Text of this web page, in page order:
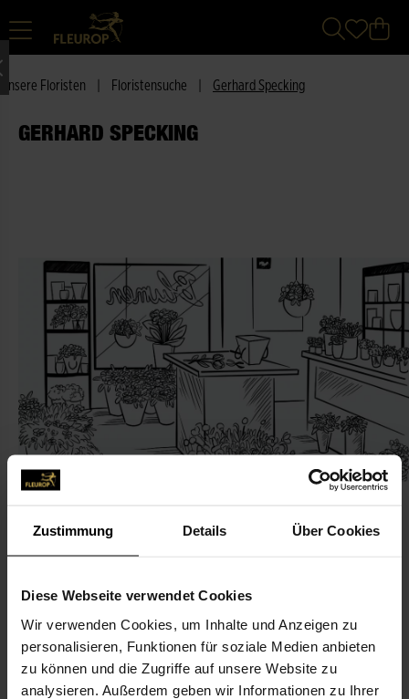
Zustimmung Details Über Cookies
Diese Webseite verwendet Cookies
Wir verwenden Cookies, um Inhalte und Anzeigen zu
personalisieren, Funktionen für soziale Medien anbieten
zu können und die Zugriffe auf unsere Website zu
analysieren. Außerdem geben wir Informationen zu Ihrer
Unsere Floristen Floristensuche Gerhard Specking
GERHARD SPECKING
KONTAKT
Gerhard Specking
Specking, Gerhard
Ahauser Str. 32